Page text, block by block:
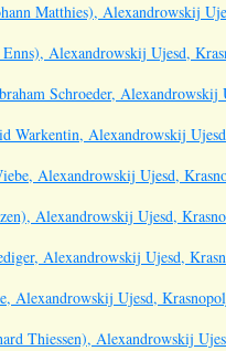
Matthies), Alexandrowskij
Alexandrowskij Ujesd,
Schroeder,
Warkentin, Alexandrowskij
Alexandrowskij Ujesd,
Alexandrowskij Ujesd,
Alexandrowskij Ujesd,
Alexandrowskij Ujesd,
Thiessen), Alexandrowskij